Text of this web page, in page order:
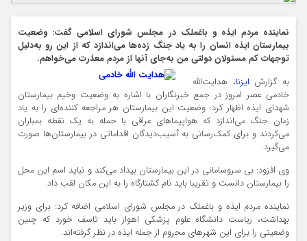
نماینده مردم ایذه و باغملک در مجلس شورای اسلامی گفت: وضعیت
بیمارستان ایذه انسان را به یاد جنگ زده‌ها می‌اندازد که از این رو به‌دلیل
توجهات کم مسئولان دولتی من به‌جای آنها از مردم معذرت می‌خواهم.
به گزارش ایزنا، هدایت‌الله
خادمی عصر امروز در جمع خبرنگاران با اشاره به وضعیت وخیم بیمارستان
شهدای ایذه اظهار کرد: وضعیت این بیمارستان هر مراجعه کننده‌ای را به یاد
زمان جنگ می‌اندازد که هواپیماهای عراقی با حمله به یک نقطه بمباران
می‌کردند و برای کمک‌رسانی به آسیب‌دیدگان اقداماتی در بیمارستان‌ها صورت
می‌گیرد.
وی افزود: بی سروسامانی در این بیمارستان بیداد می‌کند و نباید اسم این محل
را بیمارستان دانست و تقریبا باید نام کشتارگاه را به این مکان لقب داد.
نماینده مردم ایذه و باغملک در مجلس شورای اسلامی اضافه کرد: برای وزیر
بهداشت، ریاست دانشگاه علوم پزشکی اهواز باید تاسف خورد که چنین
وضعیتی را برای این شهرهای محروم از جمله ایذه در نظر گرفته‌اند.